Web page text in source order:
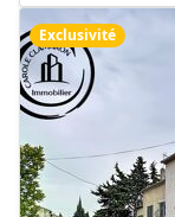
Exclusivité